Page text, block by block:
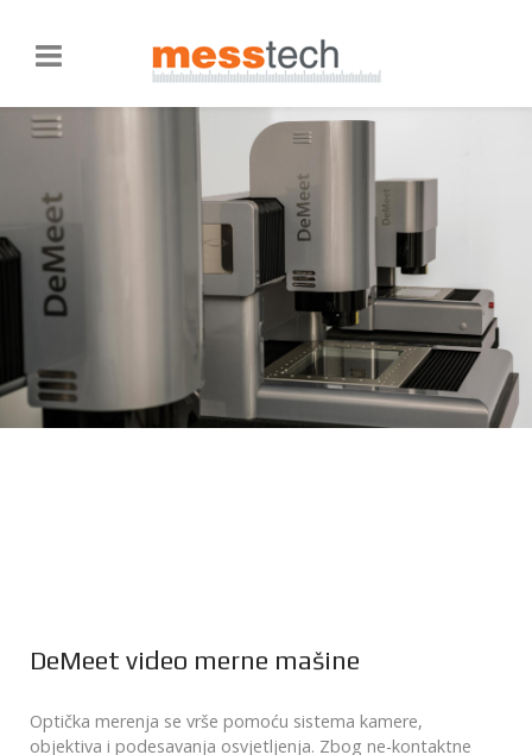
DeMeet video merne mašine
Optička merenja se vrše pomoću sistema kamere,
objektiva i podesavanja osvjetljenja. Zbog ne-kontaktne